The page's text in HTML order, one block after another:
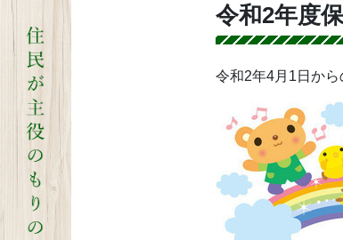
令和2年度
令和2年4月1日から